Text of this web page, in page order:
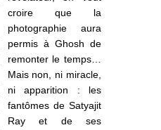
croire que la
photographie aura
permis à Ghosh de
remonter le temps…
Mais non, ni miracle,
ni apparition : les
fantômes de Satyajit
Ray et de ses